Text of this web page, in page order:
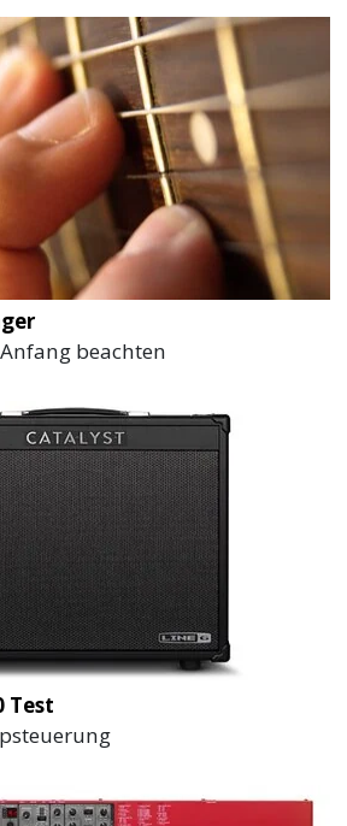
beachten
Test